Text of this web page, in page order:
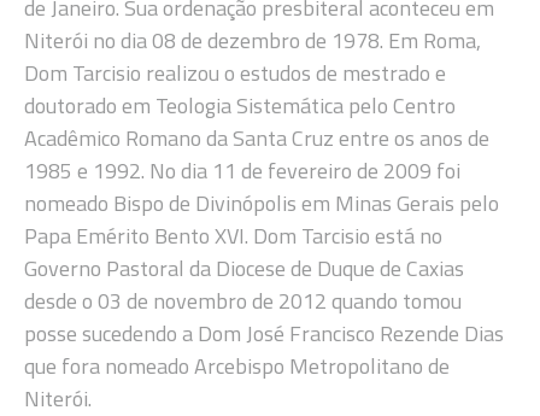
de Janeiro. Sua ordenação presbiteral aconteceu em
Niterói no dia 08 de dezembro de 1978. Em Roma,
Dom Tarcisio realizou o estudos de mestrado e
doutorado em Teologia Sistemática pelo Centro
Acadêmico Romano da Santa Cruz entre os anos de
1985 e 1992. No dia 11 de fevereiro de 2009 foi
nomeado Bispo de Divinópolis em Minas Gerais pelo
Papa Emérito Bento XVI. Dom Tarcisio está no
Governo Pastoral da Diocese de Duque de Caxias
desde o 03 de novembro de 2012 quando tomou
posse sucedendo a Dom José Francisco Rezende Dias
que fora nomeado Arcebispo Metropolitano de
Niterói.